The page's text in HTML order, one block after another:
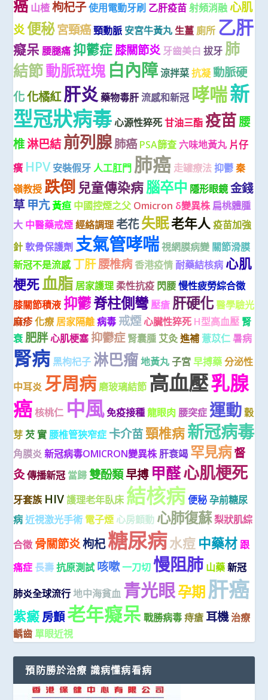
癌 山楂 枸杞子使用電動牙刷 乙肝疫苗 射頻消融 心肌
炎便秘宮頸癌頸動脈 安宮牛黃丸 生薑 廁所 乙肝
癡呆 腰腿痛 抑鬱症膝關節炎 牙齒美白 拔牙 肺
結節動脈斑塊 白內障 涼拌菜 抗凝 動脈硬
化化橘紅肝炎 藥物毒肝 流感和新冠 哮喘新
型冠狀病毒 心源性猝死 甘油三酯 疫苗腰
椎淋巴結前列腺肺癌 PSA篩查 六味地黃丸 片仔
癀 HPV 安裝假牙 人工肛門 肺癌 走罐療法 抑鬱 秦
嶺教授 跌倒 兒童傳染病腦卒中 隱形眼鏡金錢
草 甲亢黃疸 中國控煙之父 Omicron δ變異株 扁桃體腫
大 中醫藥戒煙 經絡調理 老花失眠老年人 疫苗加強
針 軟骨保護劑 支氣管哮喘視網膜病變 關節滑膜
新冠不是流感 丁肝腰椎病香港疫情 耐藥結核病 心肌
梗死血脂 居家護理 柔性抗疫 閃腰 慢性疲勞綜合徵
膝關節積液 抑鬱脊柱側彎壓瘡 肝硬化醫學驗光
麻疹化療 居家隔離 病毒 戒煙心臟性猝死 H型高血壓 腎
衰 肥胖心肌梗塞 抑鬱症 腎囊腫 艾灸 進補 薏苡仁 暑病
腎病 黑枸杞子 淋巴瘤 地黃丸 子宮 早搏藥 分泌性
中耳炎 牙周病 磨玻璃結節 高血壓乳腺
癌 核桃仁 中風免疫接種 龍眼肉 腰突症 運動 穀
芽 芡 實 腰椎管狹窄症 卡介苗頸椎病新冠病毒
角膜炎 新冠病毒OMICRON變異株 肝衰竭 罕見病督
灸傳播新冠 當歸 雙酚類早搏 甲醛心肌梗死
牙套族 HIV 護理老年臥床 結核病 便秘 孕前糖尿
病 近視激光手術 電子煙 心房顫動 心肺復蘇梨狀肌綜
合徵 骨關節炎枸杞糖尿病水痘 中藥材 跟
痛症 長壽 抗原測試 咳嗽一刀切 慢阻肺 山藥 新冠
肺炎全球流行 地中海貧血 青光眼孕期 肝癌
紫癜房顫老年癡呆 戰勝病毒 痔瘡 耳機治療
齲齒 單眼近視
預防勝於治療 識病懂病看病